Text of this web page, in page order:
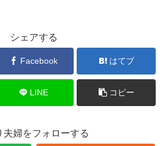
シェアする
Facebook はてブ
LINE コピー
夫婦をフォローする